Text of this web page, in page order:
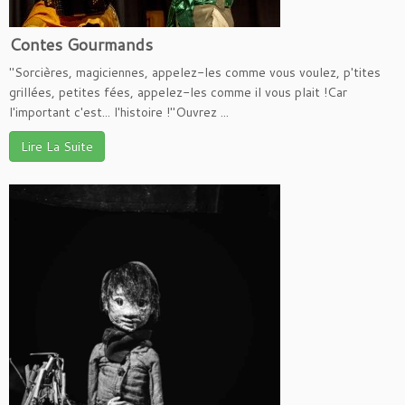
Contes Gourmands
"Sorcières, magiciennes, appelez-les comme vous voulez, p'tites
grillées, petites fées, appelez-les comme il vous plait !Car
l'important c'est... l'histoire !"Ouvrez ...
Lire La Suite